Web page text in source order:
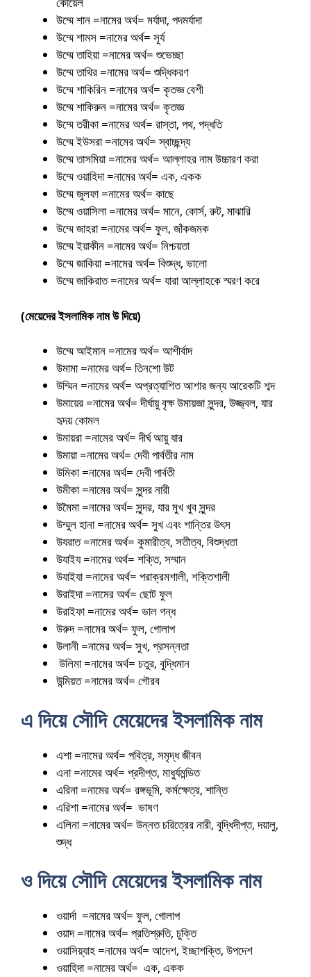
উম্মে শান =নামের অর্থ= মর্যাদা, পদমর্যাদা
উম্মে শামস =নামের অর্থ= সূর্য
উম্মে তাহিয়া =নামের অর্থ= শুভেচ্ছা
উম্মে তাথির =নামের অর্থ= শুদ্ধিকরণ
উম্মে শাকিরিন =নামের অর্থ= কৃতজ্ঞ বেশী
উম্মে শাকিরুন =নামের অর্থ= কৃতজ্ঞ
উম্মে তরীকা =নামের অর্থ= রাস্তা, পথ, পদ্ধতি
উম্মে ইউসরা =নামের অর্থ= স্বাচ্ছন্দ্য
উম্মে তাসমিয়া =নামের অর্থ= আল্লাহর নাম উচ্চারণ করা
উম্মে ওয়াহিদা =নামের অর্থ= এক, একক
উম্মে জুলফা =নামের অর্থ= কাছে
উম্মে ওয়াসিলা =নামের অর্থ= মানে, কোর্স, রুট, মাঝারি
উম্মে জাহরা =নামের অর্থ= ফুল, জাঁকজমক
উম্মে ইয়াকীন =নামের অর্থ= নিশ্চয়তা
উম্মে জাকিয়া =নামের অর্থ= বিশুদ্ধ, ভালো
উম্মে জাকিরাত =নামের অর্থ= যারা আল্লাহকে স্মরণ করে
(মেয়েদের ইসলামিক নাম উ দিয়ে)
উম্মে আইমান =নামের অর্থ= আশীর্বাদ
উমামা =নামের অর্থ= তিনশো উট
উম্মিন =নামের অর্থ= অপ্রত্যাশিত আশার জন্য আরেকটি শব্দ
উমায়ের =নামের অর্থ= দীর্ঘায়ু বৃক্ষ উমায়জা সুন্দর, উজ্জ্বল, যার
হৃদয় কোমল
উমায়রা =নামের অর্থ= দীর্ঘ আয়ু যার
উমায়া =নামের অর্থ= দেবী পার্বতীর নাম
উমিকা =নামের অর্থ= দেবী পার্বতী
উমীকা =নামের অর্থ= সুন্দর নারী
উমৈমা =নামের অর্থ= সুন্দর, যার মুখ খুব সুন্দর
উম্মুল হানা =নামের অর্থ= সুখ এবং শান্তির উৎস
উযরাত =নামের অর্থ= কুমারীত্ব, সতীত্ব, বিশুদ্ধতা
উযাইয =নামের অর্থ= শক্তি, সম্মান
উযাইযা =নামের অর্থ= পরাক্রমশালী, শক্তিশালী
উরাইদা =নামের অর্থ= ছোট ফুল
উরাইফা =নামের অর্থ= ভাল গন্ধ
উরুদ =নামের অর্থ= ফুল, গোলাপ
উলানী =নামের অর্থ= সুখ, প্রসন্নতা
উলিমা =নামের অর্থ= চতুর, বুদ্ধিমান
উন্মিয়ত =নামের অর্থ= গৌরব
এ দিয়ে সৌদি মেয়েদের ইসলামিক নাম
এশা =নামের অর্থ= পবিত্র, সমৃদ্ধ জীবন
এনা =নামের অর্থ= প্রদীপ্ত, মাধুর্যমন্ডিত
এরিনা =নামের অর্থ= রঙ্গভূমি, কর্মক্ষেত্র, শান্তি
এরিশা =নামের অর্থ= ভাষণ
এলিনা =নামের অর্থ= উন্নত চরিত্রের নারী, বুদ্ধিদীপ্ত, দয়ালু,
শুদ্ধ
ও দিয়ে সৌদি মেয়েদের ইসলামিক নাম
ওয়ার্দা =নামের অর্থ= ফুল, গোলাপ
ওয়াদ =নামের অর্থ= প্রতিশ্রুতি, চুক্তি
ওয়াসিয়্যাহ =নামের অর্থ= আদেশ, ইচ্ছাশক্তি, উপদেশ
ওয়াহিদা =নামের অর্থ= এক, একক